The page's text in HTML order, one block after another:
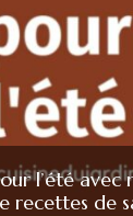
l’été avec
recettes de